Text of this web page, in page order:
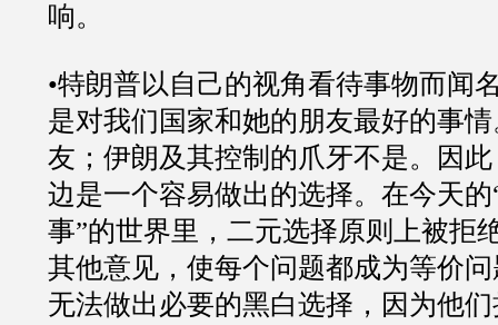
响。
•特朗普以自己的视角看待事物而闻
是对我们国家和她的朋友最好的事
友；伊朗及其控制的爪牙不是。因
边是一个容易做出的选择。在今天
事”的世界里，二元选择原则上被拒
其他意见，使每个问题都成为等价
无法做出必要的黑白选择，因为他